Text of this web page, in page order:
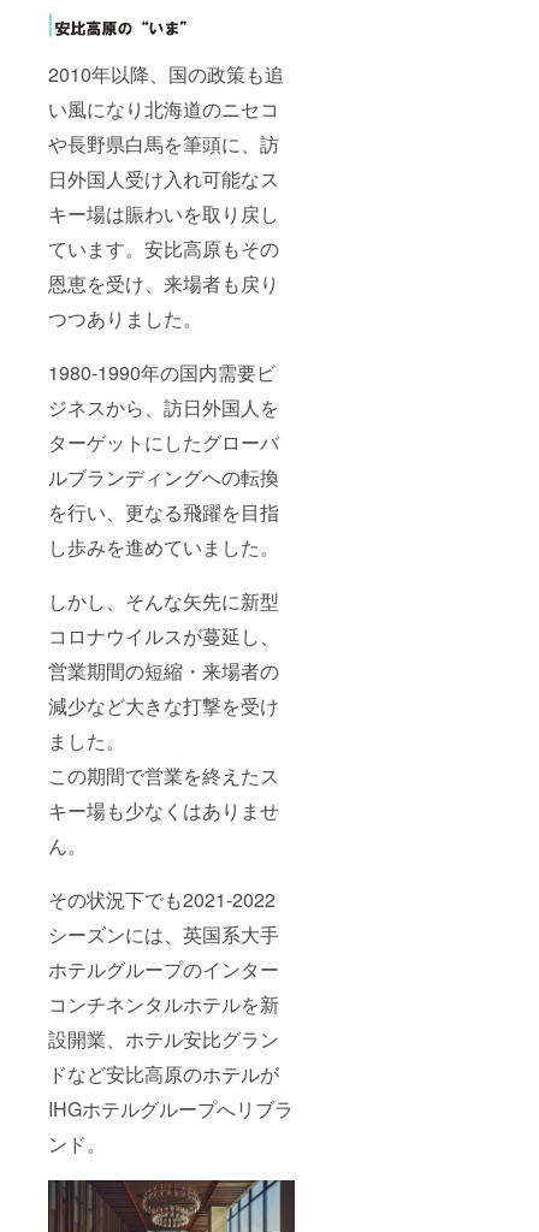
2010年以降、国の政策も追
い風になり北海道のニセコ
や長野県白馬を筆頭に、訪
日外国人受け入れ可能なス
キー場は賑わいを取り戻し
ています。安比高原もその
恩恵を受け、来場者も戻り
つつありました。
1980-1990年の国内需要ビ
ジネスから、訪日外国人を
ターゲットにしたグローバ
ルブランディングへの転換
を行い、更なる飛躍を目指
し歩みを進めていました。
しかし、そんな矢先に新型
コロナウイルスが蔓延し、
営業期間の短縮・来場者の
減少など大きな打撃を受け
ました。
この期間で営業を終えたス
キー場も少なくはありませ
ん。
その状況下でも2021-2022
シーズンには、英国系大手
ホテルグループのインター
コンチネンタルホテルを新
設開業、ホテル安比グラン
ドなど安比高原のホテルが
IHGホテルグループへリブラ
ンド。